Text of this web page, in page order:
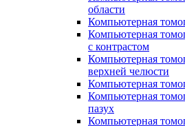
области
Компьютерная
Компьютерная
с контрастом
Компьютерная
верхней челюсти
Компьютерная
Компьютерная
пазух
Компьютерная